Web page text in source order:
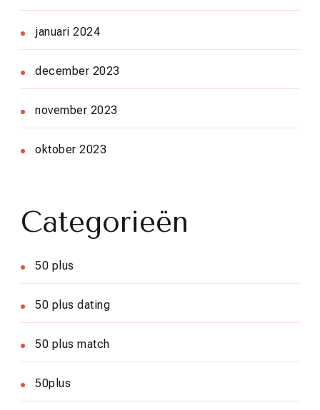
januari 2024
december 2023
november 2023
oktober 2023
Categorieën
50 plus
50 plus dating
50 plus match
50plus